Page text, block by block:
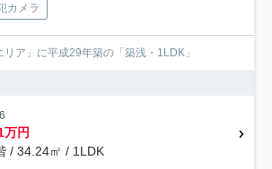
カメラ
ア」に平成29年築の「築浅・1LDK」
万円
/ 34.24㎡ / 1LDK